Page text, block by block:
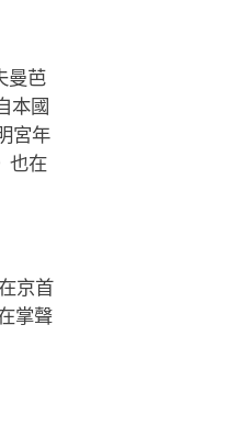
曼芭
本國
宮年
也在
京首
掌聲